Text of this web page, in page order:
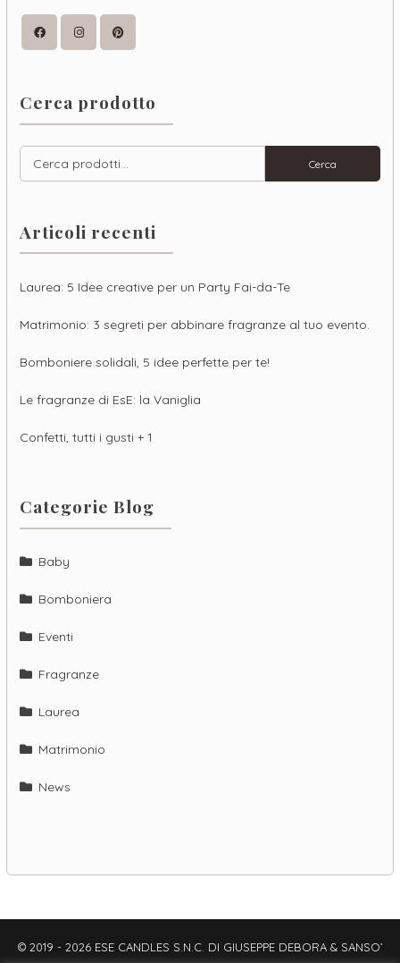
FacebookInstagramPinterest
Cerca prodotto
Cerca: Cerca
Articoli recenti
Laurea: 5 Idee creative per un Party Fai-da-Te
Matrimonio: 3 segreti per abbinare fragranze al tuo evento.
Bomboniere solidali, 5 idee perfette per te!
Le fragranze di EsE: la Vaniglia
Confetti, tutti i gusti + 1
Categorie Blog
Baby
Bomboniera
Eventi
Fragranze
Laurea
Matrimonio
News
© 2019 - 2026 ESE CANDLES S.N.C. DI GIUSEPPE DEBORA & SANSO’